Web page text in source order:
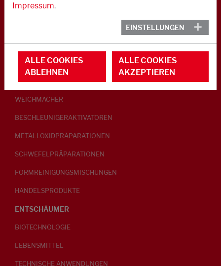
GLEITMITTEL
PEPTISATOREN
KLEBRIGMACHER / HOMOGENISATOREN
WEICHMACHER
BESCHLEUNIGERAKTIVATOREN
METALLOXIDPRÄPARATIONEN
SCHWEFELPRÄPARATIONEN
FORMREINIGUNGSMISCHUNGEN
HANDELSPRODUKTE
ENTSCHÄUMER
BIOTECHNOLOGIE
LEBENSMITTEL
TECHNISCHE ANWENDUNGEN
Impressum.
EINSTELLUNGEN
ALLE COOKIES
ABLEHNEN
ALLE COOKIES
AKZEPTIEREN